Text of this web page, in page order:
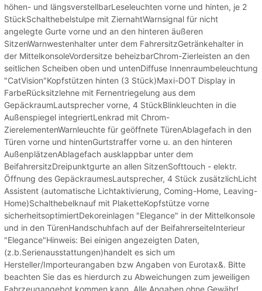
höhen- und längsverstellbarLeseleuchten vorne und hinten, je 2
StückSchalthebelstulpe mit ZiernahtWarnsignal für nicht
angelegte Gurte vorne und an den hinteren äußeren
SitzenWarnwestenhalter unter dem FahrersitzGetränkehalter in
der MittelkonsoleVordersitze beheizbarChrom-Zierleisten an den
seitlichen Scheiben oben und untenDiffuse Innenraumbeleuchtung
"CatVision"Kopfstützen hinten (3 Stück)Maxi-DOT Display in
FarbeRücksitzlehne mit Fernentriegelung aus dem
GepäckraumLautsprecher vorne, 4 StückBlinkleuchten in die
Außenspiegel integriertLenkrad mit Chrom-
ZierelementenWarnleuchte für geöffnete TürenAblagefach in den
Türen vorne und hintenGurtstraffer vorne u. an den hinteren
AußenplätzenAblagefach ausklappbar unter dem
BeifahrersitzDreipunktgurte an allen SitzenSofttouch - elektr.
Öffnung des GepäckraumesLautsprecher, 4 Stück zusätzlichLicht
Assistent (automatische Lichtaktivierung, Coming-Home, Leaving-
Home)Schalthebelknauf mit PlaketteKopfstütze vorne
sicherheitsoptimiertDekoreinlagen "Elegance" in der Mittelkonsole
und in den TürenHandschuhfach auf der BeifahrerseiteInterieur
"Elegance"Hinweis: Bei einigen angezeigten Daten,
(z.b.Serienausstattungen)handelt es sich um
Hersteller/Importeurangaben bzw Angaben von Eurotax&. Bitte
beachten Sie das es hierdurch zu Abweichungen zum jeweiligen
Fahrzeugangebot kommen kann. Alle Angaben ohne Gewähr!